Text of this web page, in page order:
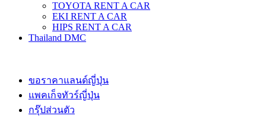
TOYOTA RENT A CAR
EKI RENT A CAR
HIPS RENT A CAR
Thailand DMC
ขอราคาแลนด์ญี่ปุ่น
แพคเก็จทัวร์ญี่ปุ่น
กรุ๊ปส่วนตัว